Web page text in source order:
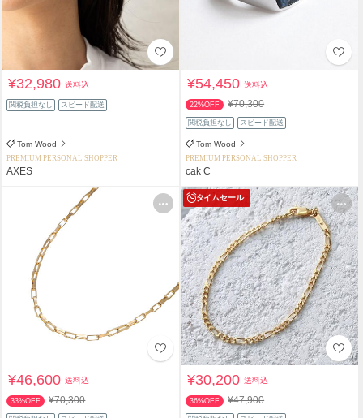
¥32,980送料込
関税負担なし スピード配送
Tom Wood
PREMIUM PERSONAL SHOPPER
AXES
¥54,450送料込
22%OFF ¥70,300
関税負担なし スピード配送
Tom Wood
PREMIUM PERSONAL SHOPPER
cak C
¥46,600送料込
33%OFF ¥70,300
タイムセール
¥30,200送料込
36%OFF ¥47,900